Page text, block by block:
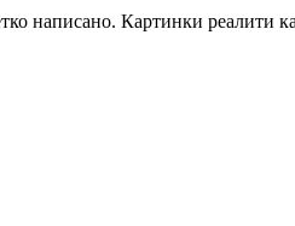
написано. Картинки реалити